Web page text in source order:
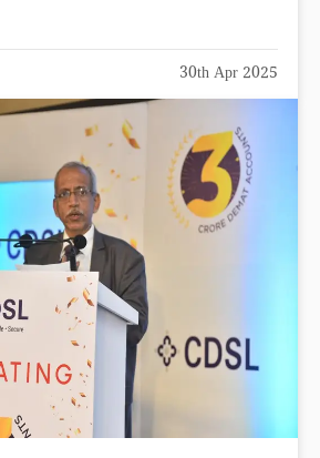
30th Apr 2025